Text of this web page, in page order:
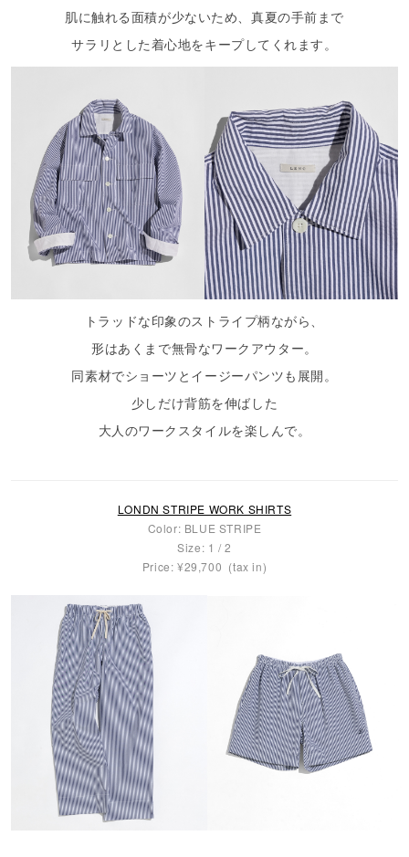
肌に触れる面積が少ないため、真夏の手前まで
サラリとした着心地をキープしてくれます。
トラッドな印象のストライプ柄ながら、
形はあくまで無骨なワークアウター。
同素材でショーツとイージーパンツも展開。
少しだけ背筋を伸ばした
大人のワークスタイルを楽しんで。
LONDN STRIPE WORK SHIRTS
Color: BLUE STRIPE
Size: 1 / 2
Price: ¥29,700 (tax in)